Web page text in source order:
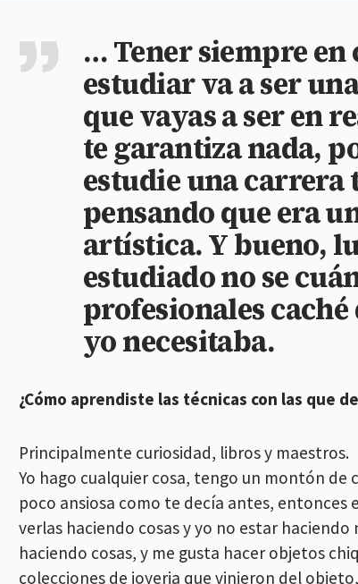
… Tener siempre
estudiar va a ser
que vayas a ser en
te garantiza nada,
estudie una carrera
pensando que era
artística. Y bueno,
estudiado no se
profesionales
yo necesitaba.
¿Cómo aprendiste las técnicas con las que
Principalmente curiosidad, libros y maestros.
Yo hago cualquier cosa, tengo un montón de
poco ansiosa como te decía antes, entonces
verlas haciendo cosas y yo no estar
haciendo cosas, y me gusta hacer objetos
colecciones de joyeria que vinieron del